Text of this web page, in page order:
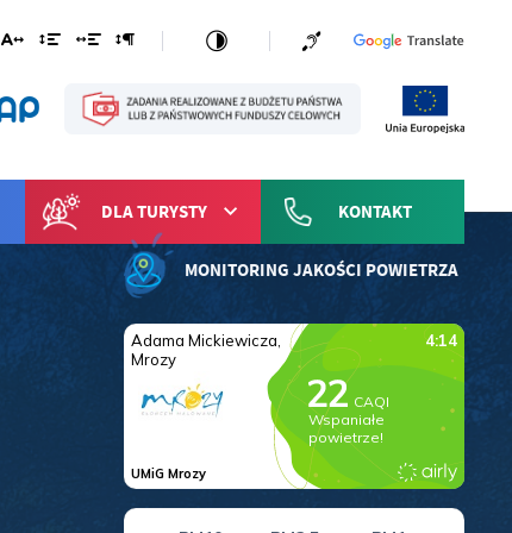
DLA TURYSTY KONTAKT
MONITORING JAKOŚCI POWIETRZA